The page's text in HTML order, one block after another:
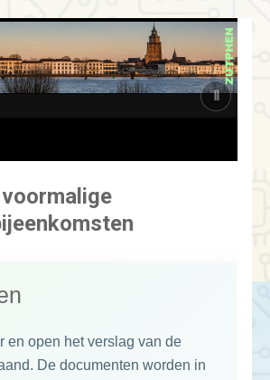
Ⅱ
en open het verslag van de
De documenten worden in